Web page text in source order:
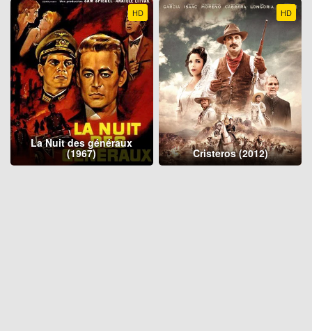
HD
La Nuit des généraux
(1967)
HD
Cristeros (2012)